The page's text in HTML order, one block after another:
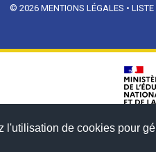
de cookies pour
© 2026 MENTIONS LÉGALES • LISTE